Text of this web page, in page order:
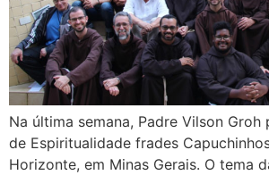
Na última semana, Padre Vilson Groh
de Espiritualidade frades
Horizonte, em Minas Gerais. O tema